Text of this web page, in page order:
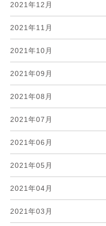
2021年12月
2021年11月
2021年10月
2021年09月
2021年08月
2021年07月
2021年06月
2021年05月
2021年04月
2021年03月